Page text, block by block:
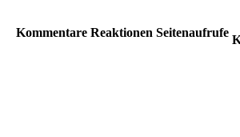
Kommentare Reaktionen Seitenaufrufe